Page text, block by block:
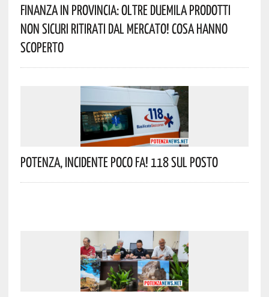
Finanza In Provincia: Oltre Duemila Prodotti
Non Sicuri Ritirati Dal Mercato! Cosa Hanno
Scoperto
Potenza, Incidente Poco Fa! 118 Sul Posto